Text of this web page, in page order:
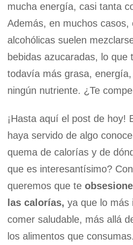
mucha energía, casi tanta
Además, en muchos casos,
alcohólicas suelen
bebidas azucaradas, lo que
todavía más grasa,
ningún nutriente. ¿Te
¡Hasta aquí el post de hoy!
haya servido de algo
quema de calorías y de
que es interesantísimo?
queremos que te
las calorías, ya que lo más
comer saludable, más allá
los alimentos que